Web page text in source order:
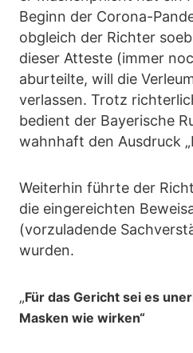
Beginn der Corona-
obgleich der Richter
dieser Atteste (immer
aburteilte, will die
verlassen. Trotz
bedient der Bayerische
wahnhaft den Ausdruck
Weiterhin führte der
die eingereichten
(vorzuladende
wurden.
„Für das Gericht sei es
Masken wie wirken“